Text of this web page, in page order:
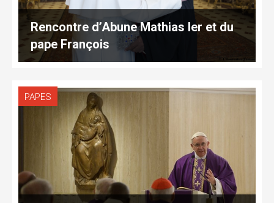
Rencontre d’Abune Mathias Ier et du
pape François
PAPES